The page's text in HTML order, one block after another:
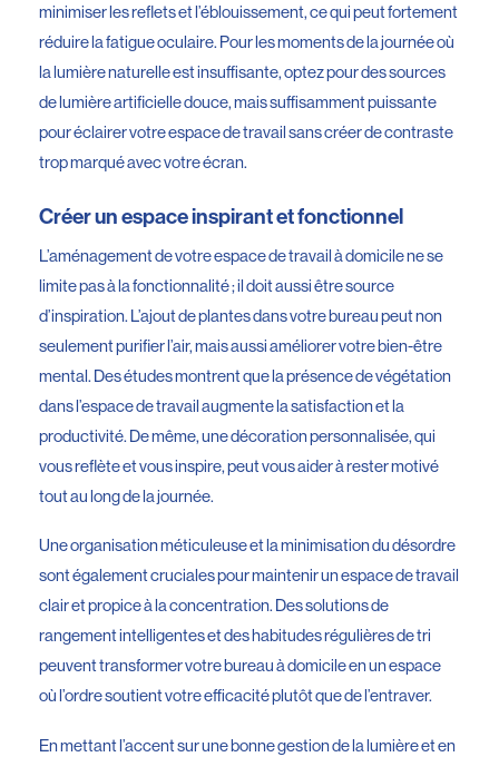
minimiser les reflets et l’éblouissement, ce qui peut fortement
réduire la fatigue oculaire. Pour les moments de la journée où
la lumière naturelle est insuffisante, optez pour des sources
de lumière artificielle douce, mais suffisamment puissante
pour éclairer votre espace de travail sans créer de contraste
trop marqué avec votre écran.
Créer un espace inspirant et fonctionnel
L’aménagement de votre espace de travail à domicile ne se
limite pas à la fonctionnalité ; il doit aussi être source
d’inspiration. L’ajout de plantes dans votre bureau peut non
seulement purifier l’air, mais aussi améliorer votre bien-être
mental. Des études montrent que la présence de végétation
dans l’espace de travail augmente la satisfaction et la
productivité. De même, une décoration personnalisée, qui
vous reflète et vous inspire, peut vous aider à rester motivé
tout au long de la journée.
Une organisation méticuleuse et la minimisation du désordre
sont également cruciales pour maintenir un espace de travail
clair et propice à la concentration. Des solutions de
rangement intelligentes et des habitudes régulières de tri
peuvent transformer votre bureau à domicile en un espace
où l’ordre soutient votre efficacité plutôt que de l’entraver.
En mettant l’accent sur une bonne gestion de la lumière et en